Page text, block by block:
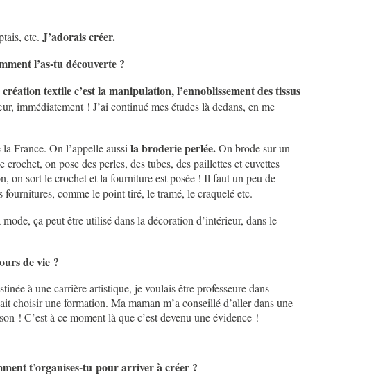
etc. J’adorais créer.
l’as-tu découverte ?
textile c’est la manipulation, l’ennoblissement des tissus
immédiatement ! J’ai continué mes études là dedans, en me
France. On l’appelle aussi la broderie perlée.On brode sur un
on pose des perles, des tubes, des paillettes et cuvettes
on sort le crochet et la fourniture est posée ! Il faut un peu de
comme le point tiré, le tramé, le craquelé etc.
mode, ça peut être utilisé dans la décoration d’intérieur, dans le
de vie ?
à une carrière artistique, je voulais être professeure dans
choisir une formation. Ma maman m’a conseillé d’aller dans une
! C’est à ce moment là que c’est devenu une évidence !
t’organises-tu pour arriver à créer ?